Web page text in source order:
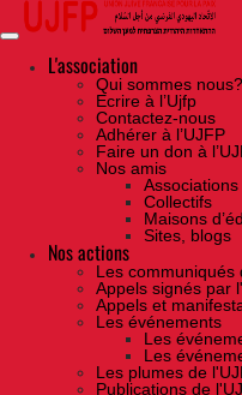
Skip
the
contentL'association
Qui sommes nous?
Ecrire à l’Ujfp
Contactez-nous
Adhérer à l’UJFP
Faire un don à
Nos amis
Collectifs
Maisons
Sites, blogs
Nos actions
Les communiqués
Appels signés par
Appels et
Les événements
Les
Les
Les plumes de
Publications de